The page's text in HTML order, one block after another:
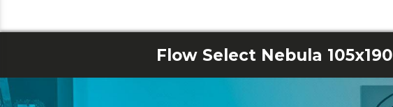
Flow Select Nebula 105x190